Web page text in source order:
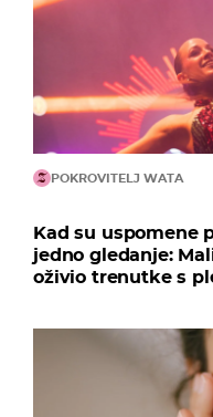
POKROVITELJ WATA
Kad su uspomene
jedno gledanje:
oživio trenutke s